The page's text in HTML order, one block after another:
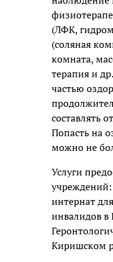
(ЛФК,
(соляная
комната,
терапия и
частью
составлять
Попасть на
можно не
Услуги
интернат
инвалидов
Киришском